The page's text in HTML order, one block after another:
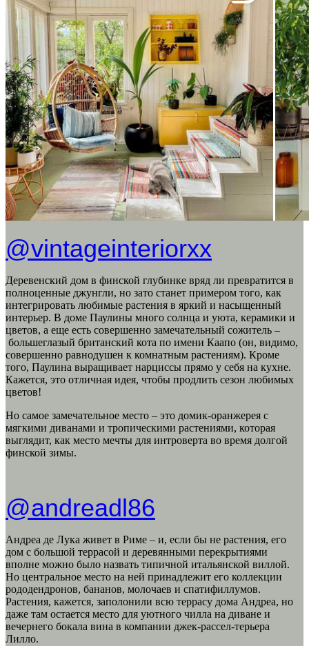
@vintageinteriorxx
Деревенский дом в финской глубинке вряд ли превратится в
полноценные джунгли, но зато станет примером того, как
интегрировать любимые растения в яркий и насыщенный
интерьер. В доме Паулины много солнца и уюта, керамики и
цветов, а еще есть совершенно замечательный сожитель –
большеглазый британский кота по имени Каапо (он, видимо,
совершенно равнодушен к комнатным растениям). Кроме
того, Паулина выращивает нарциссы прямо у себя на кухне.
Кажется, это отличная идея, чтобы продлить сезон любимых
цветов!
Но самое замечательное место – это домик-оранжерея с
мягкими диванами и тропическими растениями, которая
выглядит, как место мечты для интроверта во время долгой
финской зимы.
@andreadl86
Андреа де Лука живет в Риме – и, если бы не растения, его
дом с большой террасой и деревянными перекрытиями
вполне можно было назвать типичной итальянской виллой.
Но центральное место на ней принадлежит его коллекции
рододендронов, бананов, молочаев и спатифиллумов.
Растения, кажется, заполонили всю террасу дома Андреа, но
даже там остается место для уютного чилла на диване и
вечернего бокала вина в компании джек-рассел-терьера
Лилло.